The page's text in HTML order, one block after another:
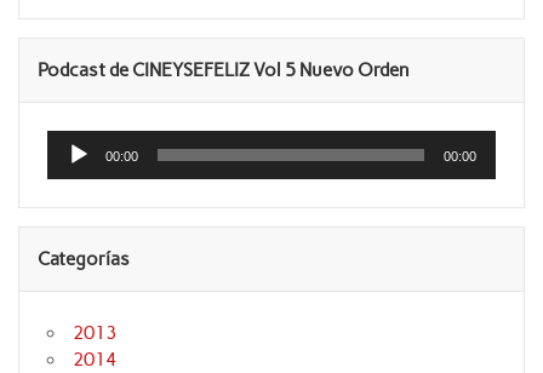
Podcast de CINEYSEFELIZ Vol 5 Nuevo Orden
Reproductor
audio
00:00 00:00
Categorías
2013
2014